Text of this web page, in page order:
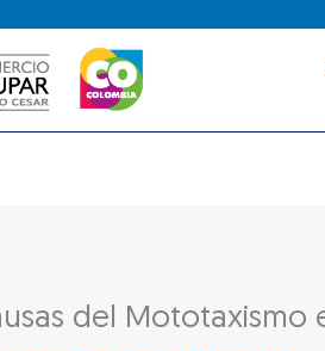
del Mototaxismo